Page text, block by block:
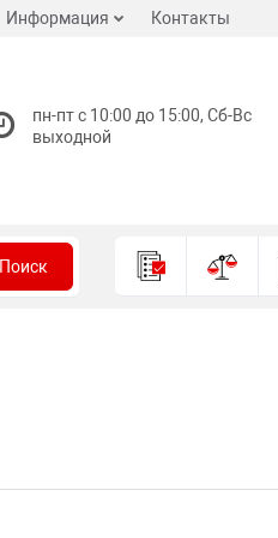
Информация Контакты
пн-пт с 10:00 до 15:00, Сб-Вс
выходной
Поиск